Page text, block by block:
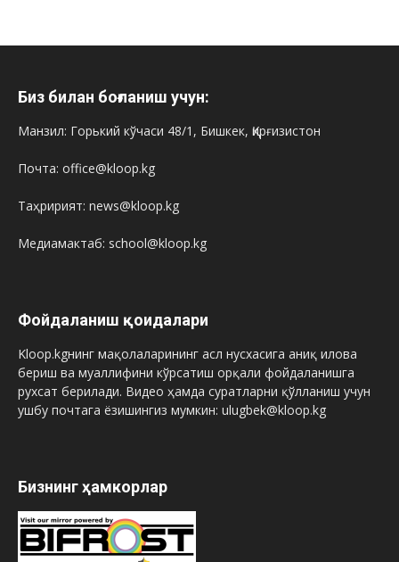
Биз билан боғланиш учун:
Манзил: Горький кўчаси 48/1, Бишкек, Қирғизистон
Почта: office@kloop.kg
Таҳририят: news@kloop.kg
Медиамактаб: school@kloop.kg
Фойдаланиш қоидалари
Kloop.kgнинг мақолаларининг асл нусхасига аниқ илова
бериш ва муаллифини кўрсатиш орқали фойдаланишга
рухсат берилади. Видео ҳамда суратларни қўлланиш учун
ушбу почтага ёзишингиз мумкин: ulugbek@kloop.kg
Бизнинг ҳамкорлар